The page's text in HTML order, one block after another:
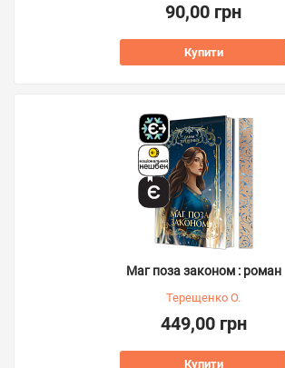
90,00 грн
Купити
Маг поза законом : роман
Терещенко О.
449,00 грн
Купити